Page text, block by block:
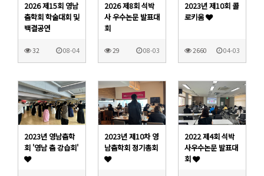
2026 제15회 영남
춤학회 학술대회 및
백결공연
32 08-04
2026 제8회 석박
사 우수논문 발표대
회
29 08-03
2023년 제10회 콜
로키움
2660 04-03
2023년 영남춤학
회 '영남 춤 강습회'
2023년 제10차 영
남춤학회 정기총회
2022 제4회 석박
사우수논문 발표대
회